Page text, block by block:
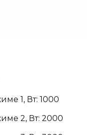
1, Вт: 1000
2, Вт: 2000